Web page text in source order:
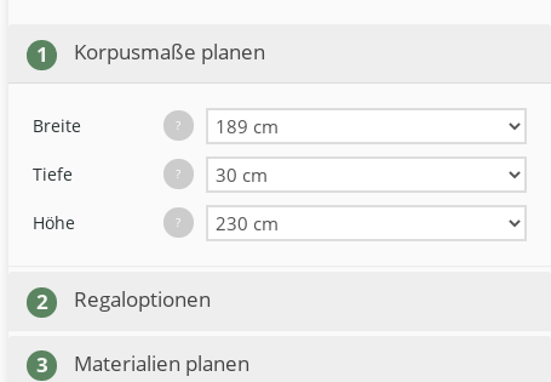
1 Korpusmaße planen
Breite ?
Tiefe ?
Höhe ?
2 Regaloptionen
3 Materialien planen